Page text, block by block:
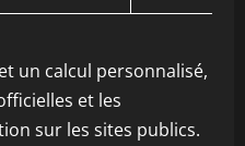
un calcul personnalisé,
et les
sur les sites publics.